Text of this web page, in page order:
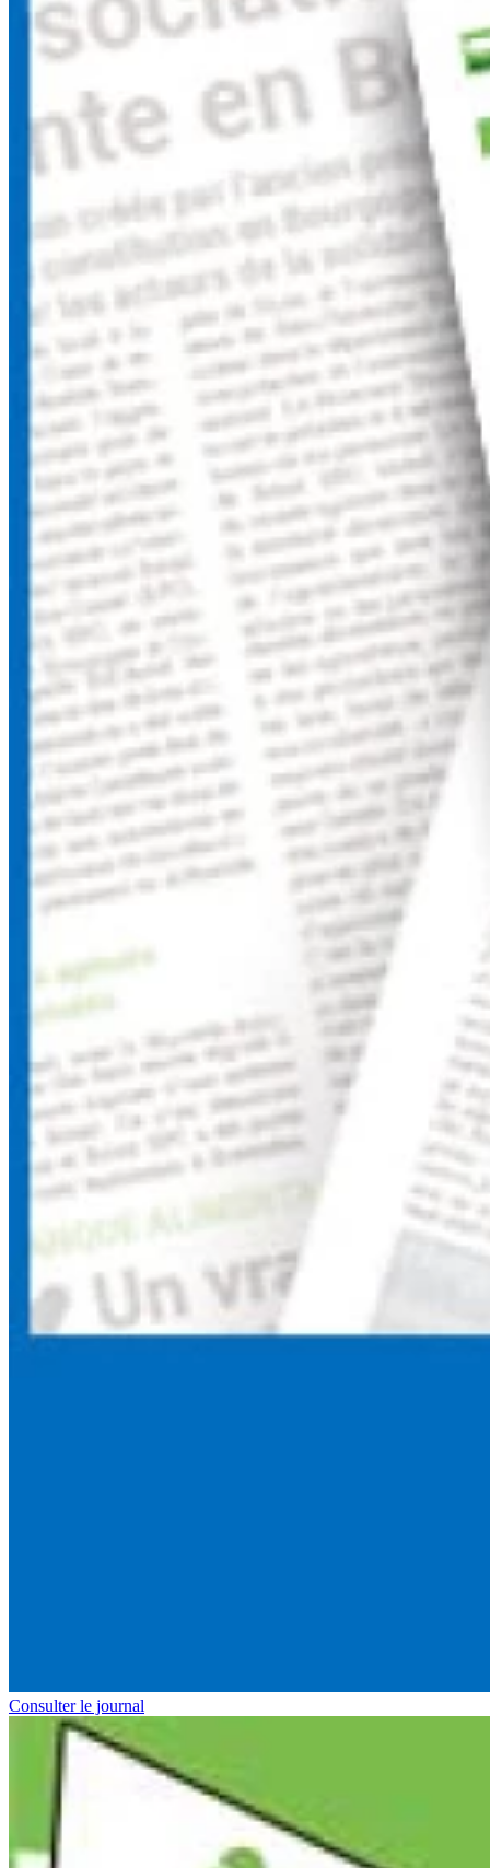
Consulter le journal